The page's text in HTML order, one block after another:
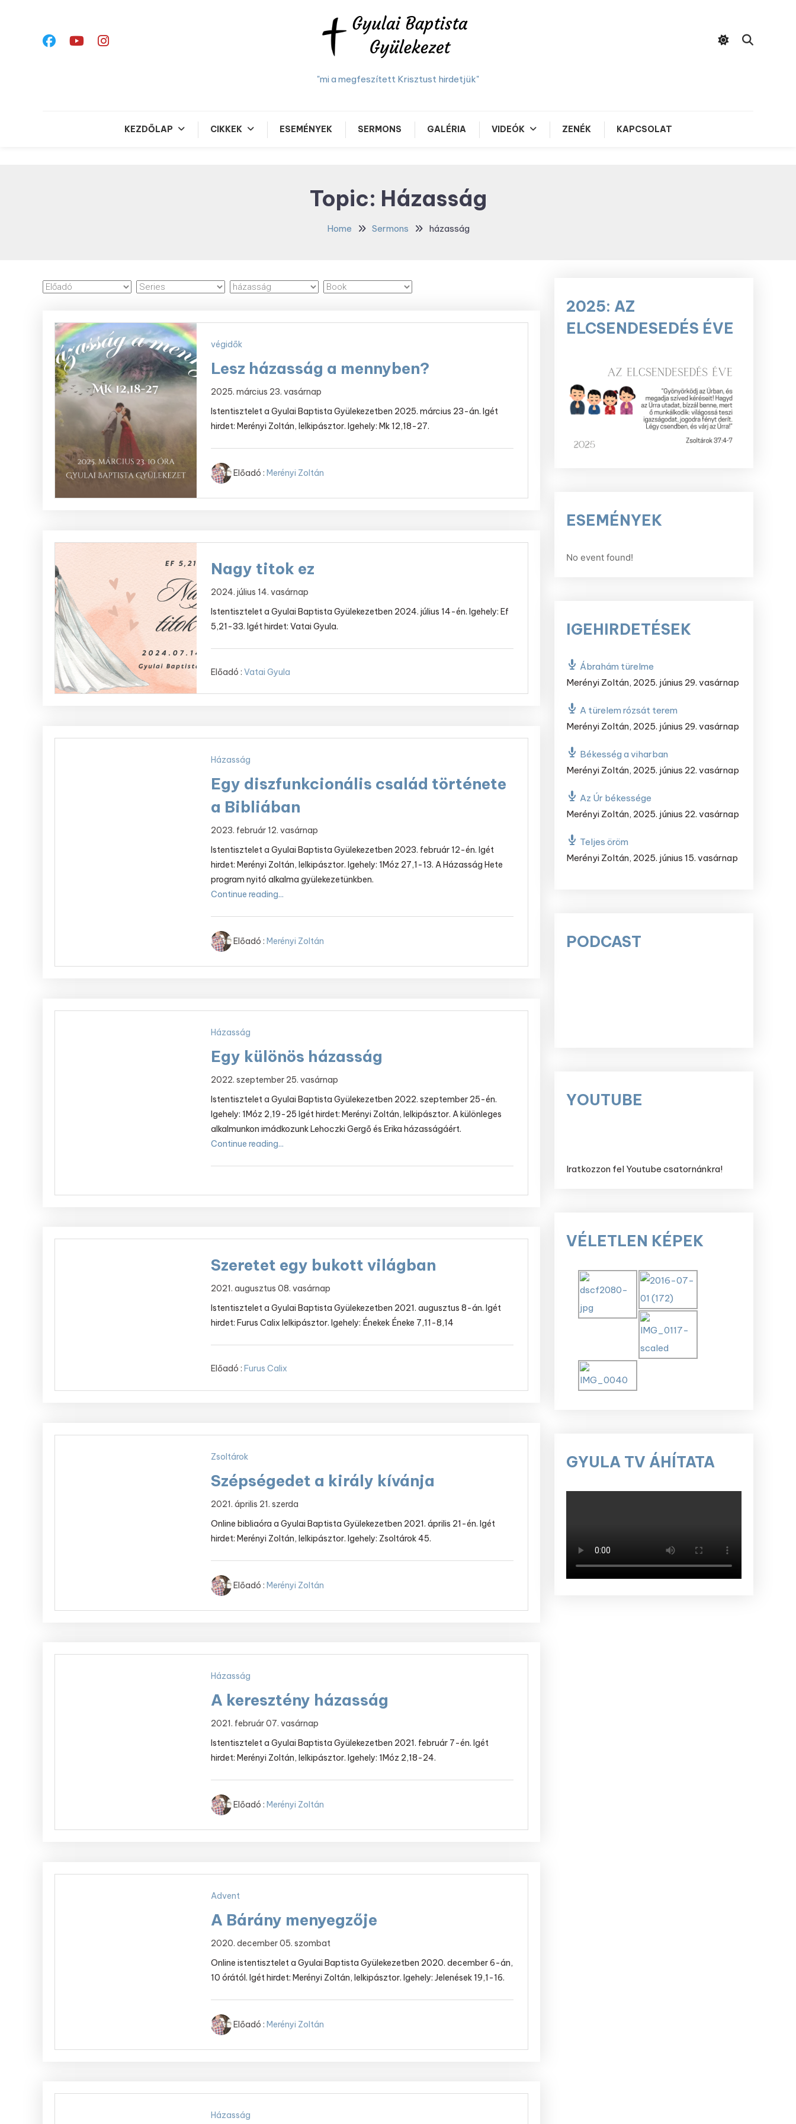
"mi a megfeszített Krisztust hirdetjük"
KEZDŐLAP CIKKEK ESEMÉNYEK SERMONS GALÉRIA VIDEÓK ZENÉK KAPCSOLAT
Topic: Házasság
Home Sermons házasság
végidők
Lesz házasság a mennyben?
2025. március 23. vasárnap
Istentisztelet a Gyulai Baptista Gyülekezetben 2025. március 23-án. Igét
hirdet: Merényi Zoltán, lelkipásztor. Igehely: Mk 12,18-27.
Előadó : Merényi Zoltán
Nagy titok ez
2024. július 14. vasárnap
Istentisztelet a Gyulai Baptista Gyülekezetben 2024. július 14-én. Igehely: Ef
5,21-33. Igét hirdet: Vatai Gyula.
Előadó : Vatai Gyula
Házasság
Egy diszfunkcionális család története
a Bibliában
2023. február 12. vasárnap
Istentisztelet a Gyulai Baptista Gyülekezetben 2023. február 12-én. Igét
hirdet: Merényi Zoltán, lelkipásztor. Igehely: 1Móz 27,1-13. A Házasság Hete
program nyitó alkalma gyülekezetünkben.
Continue reading...
Előadó : Merényi Zoltán
Házasság
Egy különös házasság
2022. szeptember 25. vasárnap
Istentisztelet a Gyulai Baptista Gyülekezetben 2022. szeptember 25-én.
Igehely: 1Móz 2,19-25 Igét hirdet: Merényi Zoltán, lelkipásztor. A különleges
alkalmunkon imádkozunk Lehoczki Gergő és Erika házasságáért.
Continue reading...
Szeretet egy bukott világban
2021. augusztus 08. vasárnap
Istentisztelet a Gyulai Baptista Gyülekezetben 2021. augusztus 8-án. Igét
hirdet: Furus Calix lelkipásztor. Igehely: Énekek Éneke 7,11-8,14
Előadó : Furus Calix
Zsoltárok
Szépségedet a király kívánja
2021. április 21. szerda
Online bibliaóra a Gyulai Baptista Gyülekezetben 2021. április 21-én. Igét
hirdet: Merényi Zoltán, lelkipásztor. Igehely: Zsoltárok 45.
Előadó : Merényi Zoltán
Házasság
A keresztény házasság
2021. február 07. vasárnap
Istentisztelet a Gyulai Baptista Gyülekezetben 2021. február 7-én. Igét
hirdet: Merényi Zoltán, lelkipásztor. Igehely: 1Móz 2,18-24.
Előadó : Merényi Zoltán
Advent
A Bárány menyegzője
2020. december 05. szombat
Online istentisztelet a Gyulai Baptista Gyülekezetben 2020. december 6-án,
10 órától. Igét hirdet: Merényi Zoltán, lelkipásztor. Igehely: Jelenések 19,1-16.
Előadó : Merényi Zoltán
Házasság
2025: AZ
ELCSENDESEDÉS ÉVE
ESEMÉNYEK
No event found!
IGEHIRDETÉSEK
Ábrahám türelme
Merényi Zoltán, 2025. június 29. vasárnap
A türelem rózsát terem
Merényi Zoltán, 2025. június 29. vasárnap
Békesség a viharban
Merényi Zoltán, 2025. június 22. vasárnap
Az Úr békessége
Merényi Zoltán, 2025. június 22. vasárnap
Teljes öröm
Merényi Zoltán, 2025. június 15. vasárnap
PODCAST
YOUTUBE
Iratkozzon fel Youtube csatornánkra!
VÉLETLEN KÉPEK
GYULA TV ÁHÍTATA